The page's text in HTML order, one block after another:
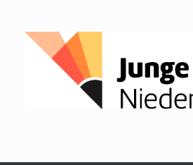
springen